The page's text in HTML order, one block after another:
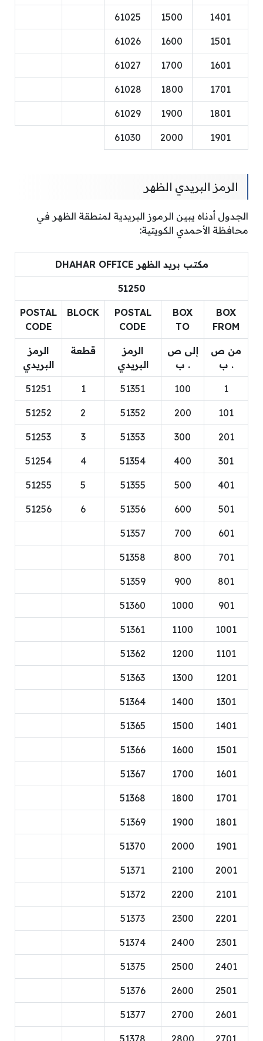
1401
1500
61025
1501
1600
61026
1601
1700
61027
1701
1800
61028
1801
1900
61029
1901
2000
61030
الرمز البريدي الظهر
الجدول أدناه يبين الرموز البريدية لمنطقة الظهر في
محافظة الأحمدي الكويتية:
مكتب بريد الظهر DHAHAR OFFICE
51250
BOX
FROM
BOX
TO
POSTAL
CODE
BLOCK
POSTAL
CODE
من ص
. ب
إلى ص
. ب
الرمز
البريدي
قطعة
الرمز
البريدي
1
100
51351
1
51251
101
200
51352
2
51252
201
300
51353
3
51253
301
400
51354
4
51254
401
500
51355
5
51255
501
600
51356
6
51256
601
700
51357
701
800
51358
801
900
51359
901
1000
51360
1001
1100
51361
1101
1200
51362
1201
1300
51363
1301
1400
51364
1401
1500
51365
1501
1600
51366
1601
1700
51367
1701
1800
51368
1801
1900
51369
1901
2000
51370
2001
2100
51371
2101
2200
51372
2201
2300
51373
2301
2400
51374
2401
2500
51375
2501
2600
51376
2601
2700
51377